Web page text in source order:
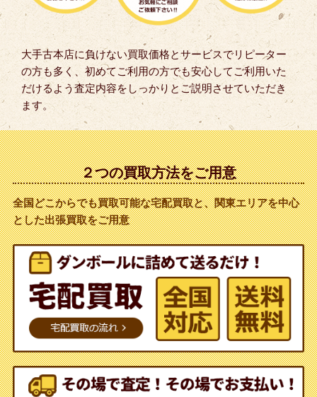
大手古本店に負けない買取価格とサービスでリピーター
の方も多く、初めてご利用の方でも安心してご利用いた
だけるよう査定内容をしっかりとご説明させていただき
ます。
２つの買取方法をご用意
全国どこからでも買取可能な宅配買取と、関東エリアを中心
とした出張買取をご用意